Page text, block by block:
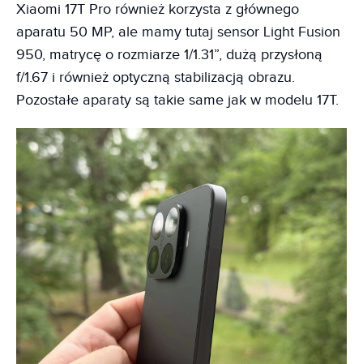
Xiaomi 17T Pro również korzysta z głównego
aparatu 50 MP, ale mamy tutaj sensor Light Fusion
950, matrycę o rozmiarze 1/1.31”, dużą przysłoną
f/1.67 i również optyczną stabilizacją obrazu.
Pozostałe aparaty są takie same jak w modelu 17T.